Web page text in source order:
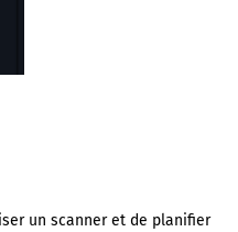
un scanner et de planifier